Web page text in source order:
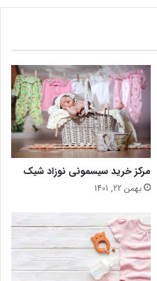
مرکز خرید سیسمونی نوزاد شیک
بهمن 22, 1401